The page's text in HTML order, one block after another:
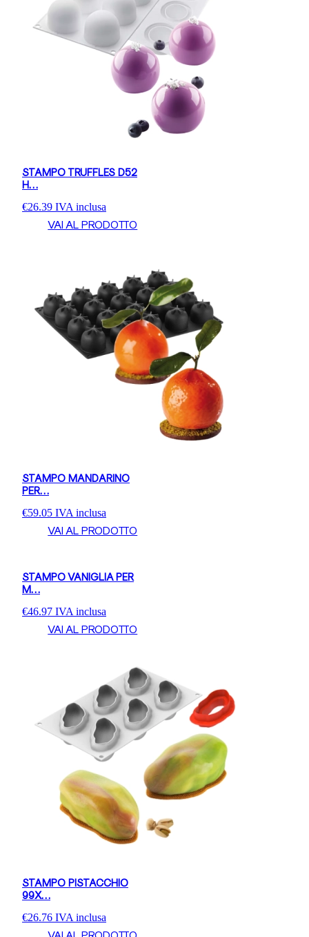
STAMPO TRUFFLES D52
H…
€26.39 IVA inclusa
VAI AL PRODOTTO
STAMPO MANDARINO
PER…
€59.05 IVA inclusa
VAI AL PRODOTTO
STAMPO VANIGLIA PER
M…
€46.97 IVA inclusa
VAI AL PRODOTTO
STAMPO PISTACCHIO
99X…
€26.76 IVA inclusa